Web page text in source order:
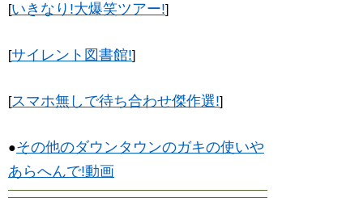
[いきなり!大爆笑ツアー!]
[サイレント図書館!]
[スマホ無しで待ち合わせ傑作選!]
●その他のダウンタウンのガキの使いや
あらへんで!動画